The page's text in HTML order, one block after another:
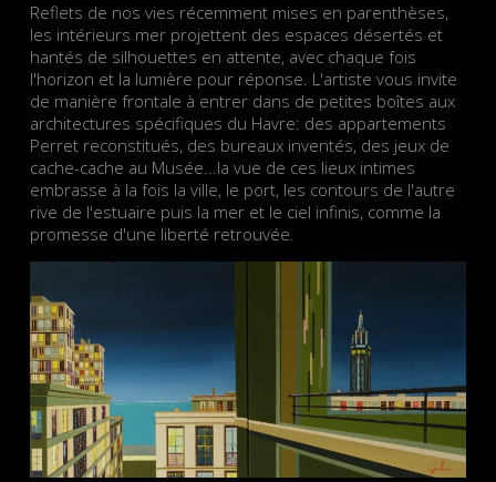
Reflets de nos vies récemment mises en parenthèses,
les intérieurs mer projettent des espaces désertés et
hantés de silhouettes en attente, avec chaque fois
l'horizon et la lumière pour réponse. L'artiste vous invite
de manière frontale à entrer dans de petites boîtes aux
architectures spécifiques du Havre: des appartements
Perret reconstitués, des bureaux inventés, des jeux de
cache-cache au Musée...la vue de ces lieux intimes
embrasse à la fois la ville, le port, les contours de l'autre
rive de l'estuaire puis la mer et le ciel infinis, comme la
promesse d'une liberté retrouvée.